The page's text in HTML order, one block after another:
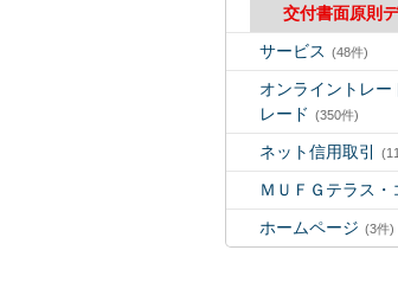
交付書面原則
サービス (48件)
オンライントレー
レード (350件)
ネット信用取引
ＭＵＦＧテラス・
ホームページ (3件)